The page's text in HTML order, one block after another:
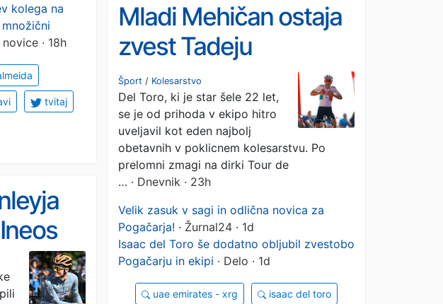
kolega na
· 18h
tvitaj
Mladi Mehičan ostaja
zvest Tadeju
Pogačarju
Šport / Kolesarstvo
Del Toro, ki je star šele 22 let,
se je od prihoda v ekipo hitro
uveljavil kot eden najbolj
obetavnih v poklicnem kolesarstvu. Po
prelomni zmagi na dirki Tour de
… · Dnevnik · 23h
Velik zasuk v sagi in odlična novica za
Pogačarja! · Žurnal24 · 1d
Isaac del Toro še dodatno obljubil zvestobo
Pogačarju in ekipi · Delo · 1d
uae emirates - xrg isaac del toro